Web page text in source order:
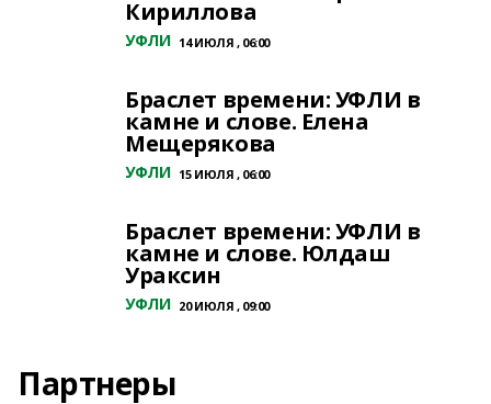
Кириллова
УФЛИ 14 ИЮЛЯ , 06:00
Браслет времени: УФЛИ в
камне и слове. Елена
Мещерякова
УФЛИ 15 ИЮЛЯ , 06:00
Браслет времени: УФЛИ в
камне и слове. Юлдаш
Ураксин
УФЛИ 20 ИЮЛЯ , 09:00
Партнеры